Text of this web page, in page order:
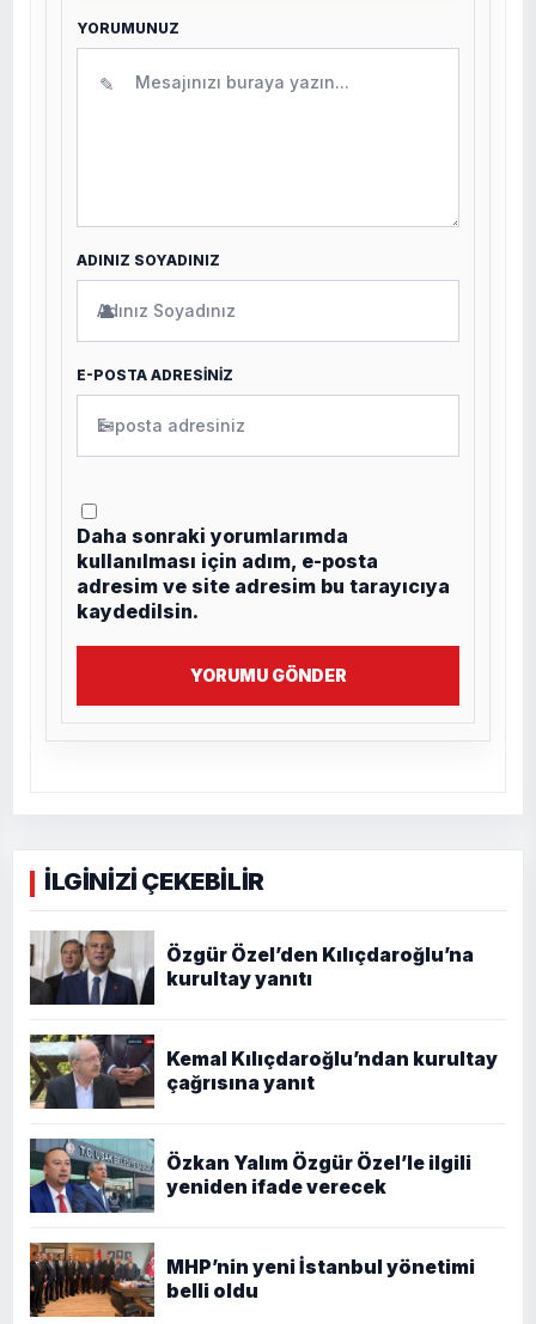
YORUMUNUZ
✎
ADINIZ SOYADINIZ
👤
E-POSTA ADRESİNİZ
✉
Daha sonraki yorumlarımda
kullanılması için adım, e-posta
adresim ve site adresim bu tarayıcıya
kaydedilsin.
YORUMU GÖNDER
İLGİNİZİ ÇEKEBİLİR
Özgür Özel’den Kılıçdaroğlu’na
kurultay yanıtı
Kemal Kılıçdaroğlu’ndan kurultay
çağrısına yanıt
Özkan Yalım Özgür Özel’le ilgili
yeniden ifade verecek
MHP’nin yeni İstanbul yönetimi
belli oldu